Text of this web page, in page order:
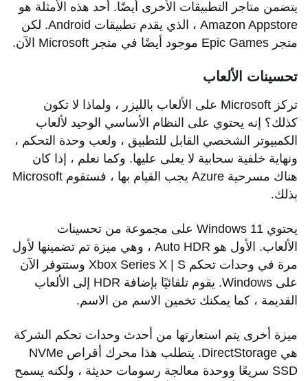
يتضمن متاجر التطبيقات الأخرى أيضًا. أحد هذه الأمثلة هو
Amazon Appstore ، الذي يقدم تطبيقات Android. لكن
متجر Epic Games موجود أيضًا في متجر Microsoft الآن.
تحسينات الألعاب
تركز Microsoft على الألعاب بالليزر ، ولماذا لا تكون
كذلك؟ إنه يحتوي على النظام الأساسي الوحيد لألعاب
الكمبيوتر الشخصي القابل للتطبيق ، ولعب وحدة التحكم ،
ونهاية خلفية سحابية لا يعلى عليها. وكما نعلم ، إذا كان
هناك مسرحية Azure يجب القيام بها ، فستقوم Microsoft
بذلك.
يحتوي Windows 11 على مجموعة من تحسينات
الألعاب. الأول هو Auto HDR ، وهي ميزة تم تضمينها لأول
مرة في وحدات تحكم Xbox Series X | S وستتوفر الآن
على Windows. يقوم تلقائيًا بإضافة HDR إلى الألعاب
القديمة ، كما يمكنك تخمين الاسم من الاسم.
ميزة أخرى يتم استعارتها من أحدث وحدات تحكم الشركة
هي DirectStorage. يتطلب هذا محرك أقراص NVMe
SSD سريعًا ووحدة معالجة رسومات حديثة ، ولكنه يسمح